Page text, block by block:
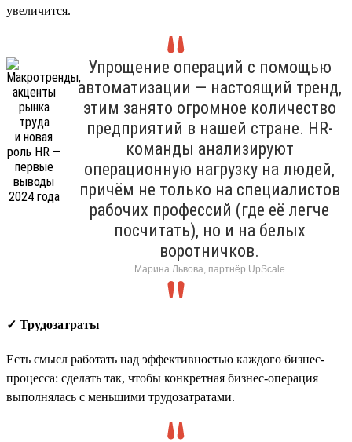
увеличится.
Упрощение операций с помощью
автоматизации — настоящий тренд,
этим занято огромное количество
предприятий в нашей стране. HR-
команды анализируют
операционную нагрузку на людей,
причём не только на специалистов
рабочих профессий (где её легче
посчитать), но и на белых
воротничков.
Марина Львова, партнёр UpScale
✓ Трудозатраты
Есть смысл работать над эффективностью каждого бизнес-
процесса: сделать так, чтобы конкретная бизнес-операция
выполнялась с меньшими трудозатратами.